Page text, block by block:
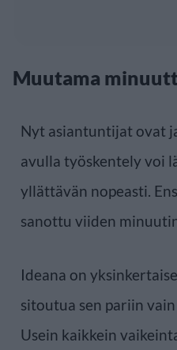
Muutama
Nyt asiantuntijat ovat
avulla työskentely voi
yllättävän nopeasti.
sanottu viiden
Ideana on
sitoutua sen pariin
Usein kaikkein